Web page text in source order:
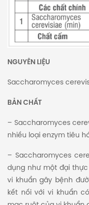
NGUYÊN LIỆU
Saccharomyces
BẢN CHẤT
– Saccharomyces
nhiều loại enzym tiêu
– Saccharomyces
dụng như một đại
vi khuẩn gây bệnh
kết nối với vi khuẩn